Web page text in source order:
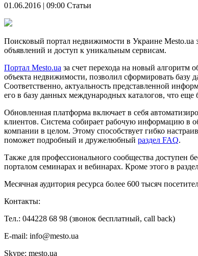
01.06.2016 | 09:00 Статьи
Поисковый портал недвижимости в Украине Mesto.ua
объявлений и доступ к уникальным сервисам.
Портал Mesto.ua за счет перехода на новый алгоритм
объекта недвижимости, позволил сформировать базу
Соответственно, актуальность представленной
его в базу данных международных каталогов, что еще
Обновленная платформа включает в себя
клиентов. Система собирает рабочую информацию в
компании в целом. Этому способствует гибко
поможет подробный и дружелюбный раздел FAQ.
Также для профессионального сообщества доступен
порталом семинарах и вебинарах. Кроме этого в
Месячная аудитория ресурса более 600 тысяч
Контакты:
Тел.: 044228 68 98 (звонок бесплатный, call back)
E-mail: info@mesto.ua
Skype: mesto.ua